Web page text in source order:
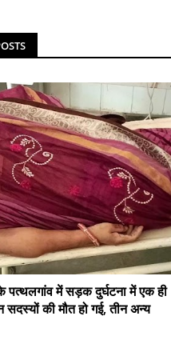
में सड़क दुर्घटना में एक ही
सदस्यों की मौत हो गई, तीन अन्य